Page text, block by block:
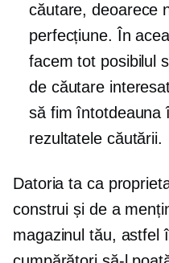
căutare, deoarece
perfecțiune. În
facem tot posibilul
de căutare
să fim întotdeauna
rezultatele căutării.
Datoria ta ca
construi și de a
magazinul tău, astfel